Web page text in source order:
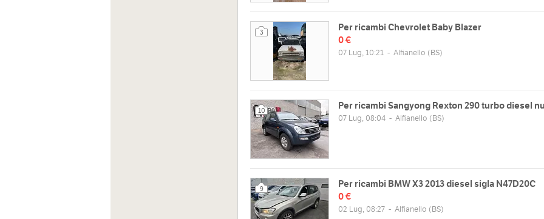
3
Per ricambi Chevrolet Baby Blazer
0 €
07 Lug, 10:21 - Alfianello (BS)
10 Per ricambi Sangyong Rexton 290 turbo diesel
07 Lug, 08:04 - Alfianello (BS)
9
Per ricambi BMW X3 2013 diesel sigla N47D20C
0 €
02 Lug, 08:27 - Alfianello (BS)